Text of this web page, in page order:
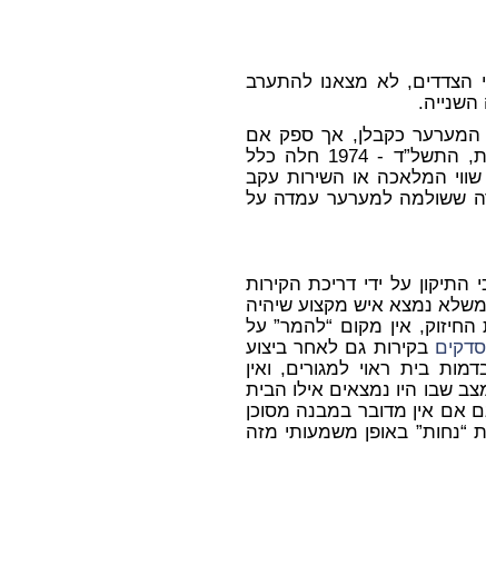
הצדדים, לא מצאנו להתערב
כקבלן, אך ספק אם
תרופת הניכוי הקבועה בסעיף 4 לחוק חוזה קבלנות, התשל”ד - 1974 חלה כלל
המלאכה או השירות עקב
ששולמה למערער עמדה על
על ידי דריכת הקירות
נמצא איש מקצוע שיהיה
החיזוק, אין מקום “להמר” על
סדקים בקירות גם לאחר ביצוע
בית ראוי למגורים, ואין
שבו היו נמצאים אילו הבית
אם אין מדובר במבנה מסוכן
“נחות” באופן משמעותי מזה